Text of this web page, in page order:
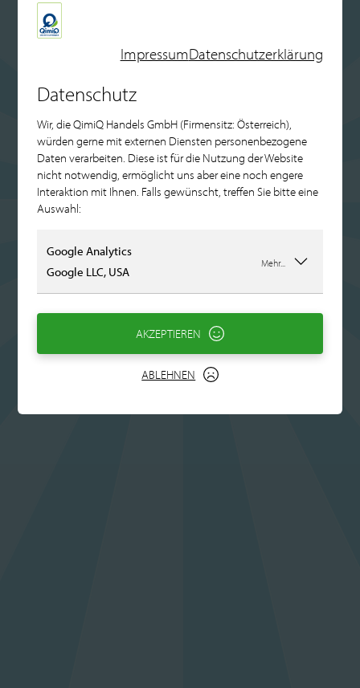
ImpressumDatenschutzerklärung
Datenschutz
Wir, die QimiQ Handels GmbH (Firmensitz: Österreich),
würden gerne mit externen Diensten personenbezogene
Daten verarbeiten. Diese ist für die Nutzung der Website
nicht notwendig, ermöglicht uns aber eine noch engere
Interaktion mit Ihnen. Falls gewünscht, treffen Sie bitte eine
Auswahl:
Google Analytics
Google LLC, USA
Mehr...
ABLEHNEN
AKZEPTIEREN